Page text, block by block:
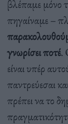
βλέπαμε μόνο
πηγαίναμε –
γνωρίσει ποτέ.
είναι υπέρ
παντρεύεσαι
πρέπει να το